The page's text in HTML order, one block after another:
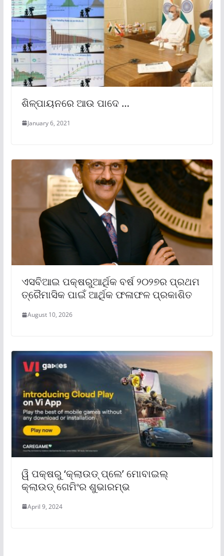
ଶିଳ୍ପାୟନରେ ଆଉ ପାଦେ …
January 6, 2021
ଏସବିଆଇ ପକ୍ଷରୁଆର୍ଥିକ ବର୍ଷ ୨୦୨୭ର ପ୍ରଥମ
ତ୍ରୈମାସିକ ପାଇଁ ଆର୍ଥିକ ଫଳାଫଳ ପ୍ରକାଶିତ
August 10, 2026
ୱି ପକ୍ଷରୁ ‘କ୍ଲାଉଡ୍ ପ୍ଲେ’ ମୋବାଇଲ୍
କ୍ଲାଉଡ୍ ଗେମିଂର ଶୁଭାରମ୍ଭ
April 9, 2024